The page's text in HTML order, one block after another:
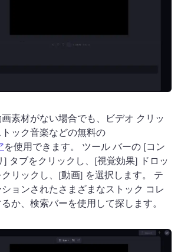
素材がない場合でも、ビデオ クリッ
ック音楽などの無料の
を使用できます。 ツール バーの [コン
] タブをクリックし、[視覚効果] ドロッ
リックし、[動画] を選択します。 テ
ョンされたさまざまなストック コレ
か、検索バーを使用して探します。